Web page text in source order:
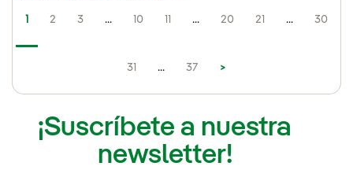
1 2 3 ... 10 11 ... 20 21 ... 30
31 ... 37 >
¡Suscríbete a nuestra
newsletter!